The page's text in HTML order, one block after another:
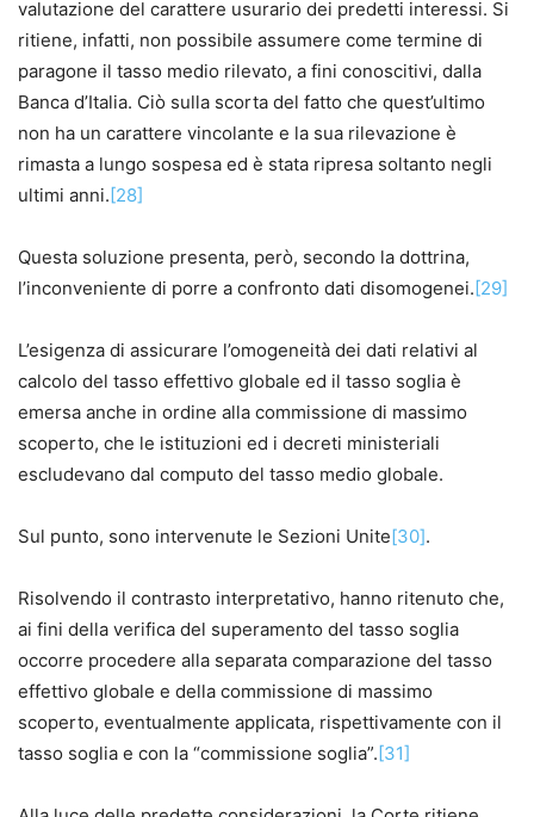
valutazione del carattere usurario dei predetti interessi. Si
ritiene, infatti, non possibile assumere come termine di
paragone il tasso medio rilevato, a fini conoscitivi, dalla
Banca d’Italia. Ciò sulla scorta del fatto che quest’ultimo
non ha un carattere vincolante e la sua rilevazione è
rimasta a lungo sospesa ed è stata ripresa soltanto negli
ultimi anni.[28]
Questa soluzione presenta, però, secondo la dottrina,
l’inconveniente di porre a confronto dati disomogenei.[29]
L’esigenza di assicurare l’omogeneità dei dati relativi al
calcolo del tasso effettivo globale ed il tasso soglia è
emersa anche in ordine alla commissione di massimo
scoperto, che le istituzioni ed i decreti ministeriali
escludevano dal computo del tasso medio globale.
Sul punto, sono intervenute le Sezioni Unite[30].
Risolvendo il contrasto interpretativo, hanno ritenuto che,
ai fini della verifica del superamento del tasso soglia
occorre procedere alla separata comparazione del tasso
effettivo globale e della commissione di massimo
scoperto, eventualmente applicata, rispettivamente con il
tasso soglia e con la “commissione soglia”.[31]